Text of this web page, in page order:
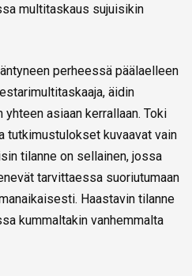
multitaskaus sujuisikin
perheessä päälaelleen
äidin
asiaan kerrallaan. Toki
tutkimustulokset kuvaavat vain
tilanne on sellainen, jossa
tarvittaessa suoriutumaan
Haastavin tilanne
kummaltakin vanhemmalta